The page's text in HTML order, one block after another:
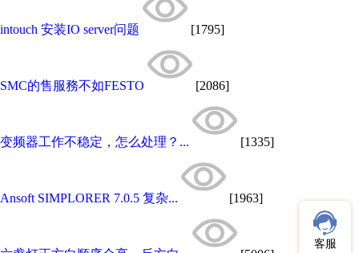
intouch 安装IO server问题 [1795]
SMC的售服務不如FESTO [2086]
变频器工作不稳定，怎么处理？... [1335]
Ansoft SIMPLORER 7.0.5 复杂... [1963]
客服